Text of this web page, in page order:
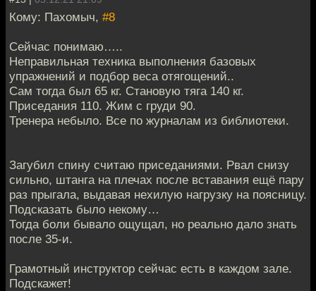
Кому: Пахомыч, #8
Сейчас понимаю…..
Неправильная техника выполнения базовых
упражнений и подбор веса отягощений..
Сам тогда был 65 кг. Становую тяга 140 кг.
Приседания 110. Жим с груди 90.
Тренера небыло. Все по журналам из библиотеки.
Загубил спину считаю приседаниями. Рвал снизу
сильно, штанга на плечах после вставания ещё пару
раз прыгала, выдавая нехилую нагрузку на поясницу.
Подсказать было некому…
Тогда боли бывало ощущал, но реально дало знать
после 35-и.
Грамотный инструктор сейчас есть в каждом зале.
Подскажет!